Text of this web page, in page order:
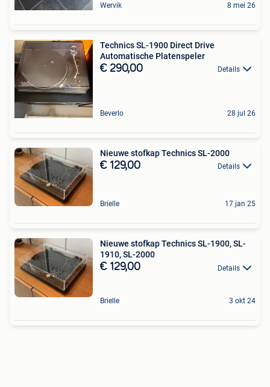
Wervik 8 mei 26
Technics SL-1900 Direct Drive
Automatische Platenspeler
€ 290,00 Details
Beverlo 28 jul 26
Nieuwe stofkap Technics SL-2000
€ 129,00 Details
Brielle 17 jan 25
Nieuwe stofkap Technics SL-1900, SL-
1910, SL-2000
€ 129,00 Details
Brielle 3 okt 24